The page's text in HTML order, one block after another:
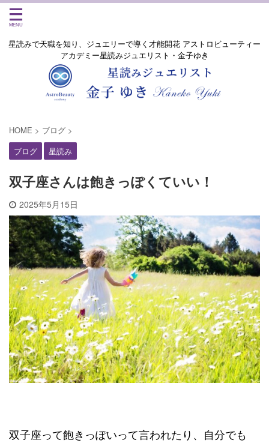
星読みで天職を知り、ジュエリーで導く才能開花 アストロビューティー
アカデミー星読みジュエリスト・金子ゆき
HOME > ブログ >
ブログ
星読み
双子座さんは飽きっぽくていい！
2025年5月15日
双子座って飽きっぽいって言われたり、自分でも